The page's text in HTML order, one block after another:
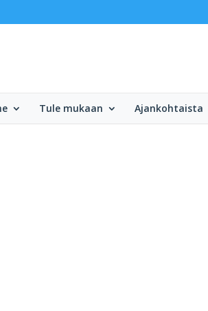
Tule mukaan Ajankohtaista